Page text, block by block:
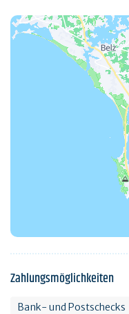
Zahlungsmöglichkeiten
Bank- und Postschecks